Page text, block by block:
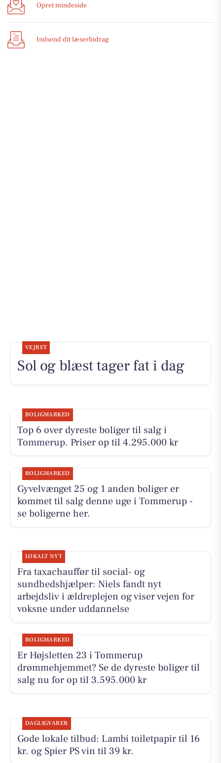
Opret mindeside
Indsend dit læserbidrag
VEJRET
Sol og blæst tager fat i dag
BOLIGMARKED
Top 6 over dyreste boliger til salg i
Tommerup. Priser op til 4.295.000 kr
BOLIGMARKED
Gyvelvænget 25 og 1 anden boliger er
kommet til salg denne uge i Tommerup -
se boligerne her.
LOKALT NYT
Fra taxachauffør til social- og
sundhedshjælper: Niels fandt nyt
arbejdsliv i ældreplejen og viser vejen for
voksne under uddannelse
BOLIGMARKED
Er Højsletten 23 i Tommerup
drømmehjemmet? Se de dyreste boliger til
salg nu for op til 3.595.000 kr
DAGLIGVARER
Gode lokale tilbud: Lambi toiletpapir til 16
kr. og Spier PS vin til 39 kr.